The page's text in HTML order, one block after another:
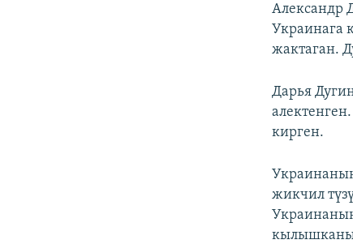
Александр
Украинага
жактаган.
Дарья
кирген.
жикчил